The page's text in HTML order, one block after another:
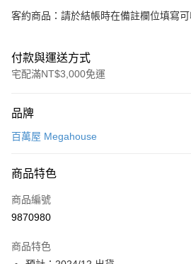
客約商品：請於結帳時在備註欄位填寫可
付款與運送方式
宅配滿NT$3,000免運
信用卡一次付款
Google Pay
全盈+PAY
相關說明
【大哥付你分期使用說明】
品牌
百萬屋 Megahouse
商品特色
商品編號
9870980
商品特色